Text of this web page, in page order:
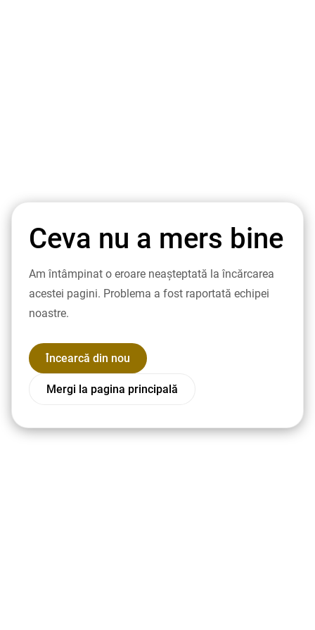
Ceva nu a mers bine
Am întâmpinat o eroare neașteptată la încărcarea
acestei pagini. Problema a fost raportată echipei
noastre.
Încearcă din nou
Mergi la pagina principală